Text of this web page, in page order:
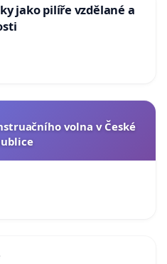
jako pilíře vzdělané a
volna v České